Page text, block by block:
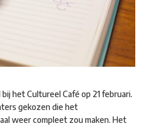
het Cultureel Café op 21 februari.
gekozen die het
weer compleet zou maken. Het